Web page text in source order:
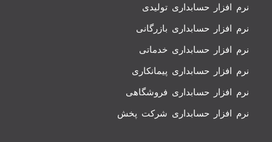
نرم افزار حسابداری تولیدی
نرم افزار حسابداری بازرگانی
نرم افزار حسابداری خدماتی
نرم افزار حسابداری پیمانکاری
نرم افزار حسابداری فروشگاهی
نرم افزار حسابداری شرکت پخش